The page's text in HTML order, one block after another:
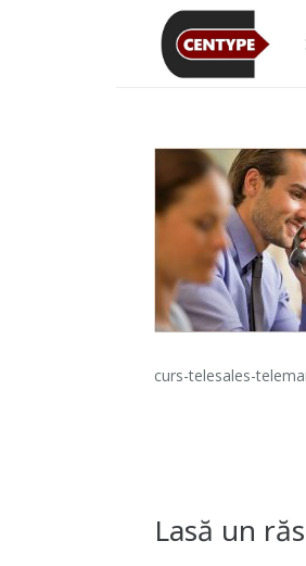
curs-telesales-
Lasă un